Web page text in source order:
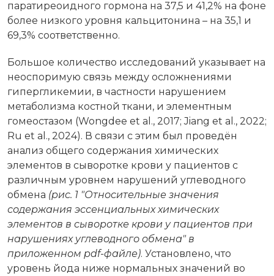
паратиреоидного гормона на 37,5 и 41,2% на фоне
более низкого уровня кальцитонина – на 35,1 и
69,3% соответственно.
Большое количество исследований указывает на
неоспоримую связь между осложнениями
гипергликемии, в частности нарушением
метаболизма костной ткани, и элементным
гомеостазом (Wongdee et al., 2017; Jiang et al., 2022;
Ru et al., 2024). В связи с этим был проведён
анализ общего содержания химических
элементов в сыворотке крови у пациентов с
различным уровнем нарушений углеводного
обмена (рис. 1 "Относительные значения
содержания эссенциальных химических
элементов в сыворотке крови у пациентов при
нарушениях углеводного обмена" в
приложенном pdf-файле). Установлено, что
уровень йода ниже нормальных значений во